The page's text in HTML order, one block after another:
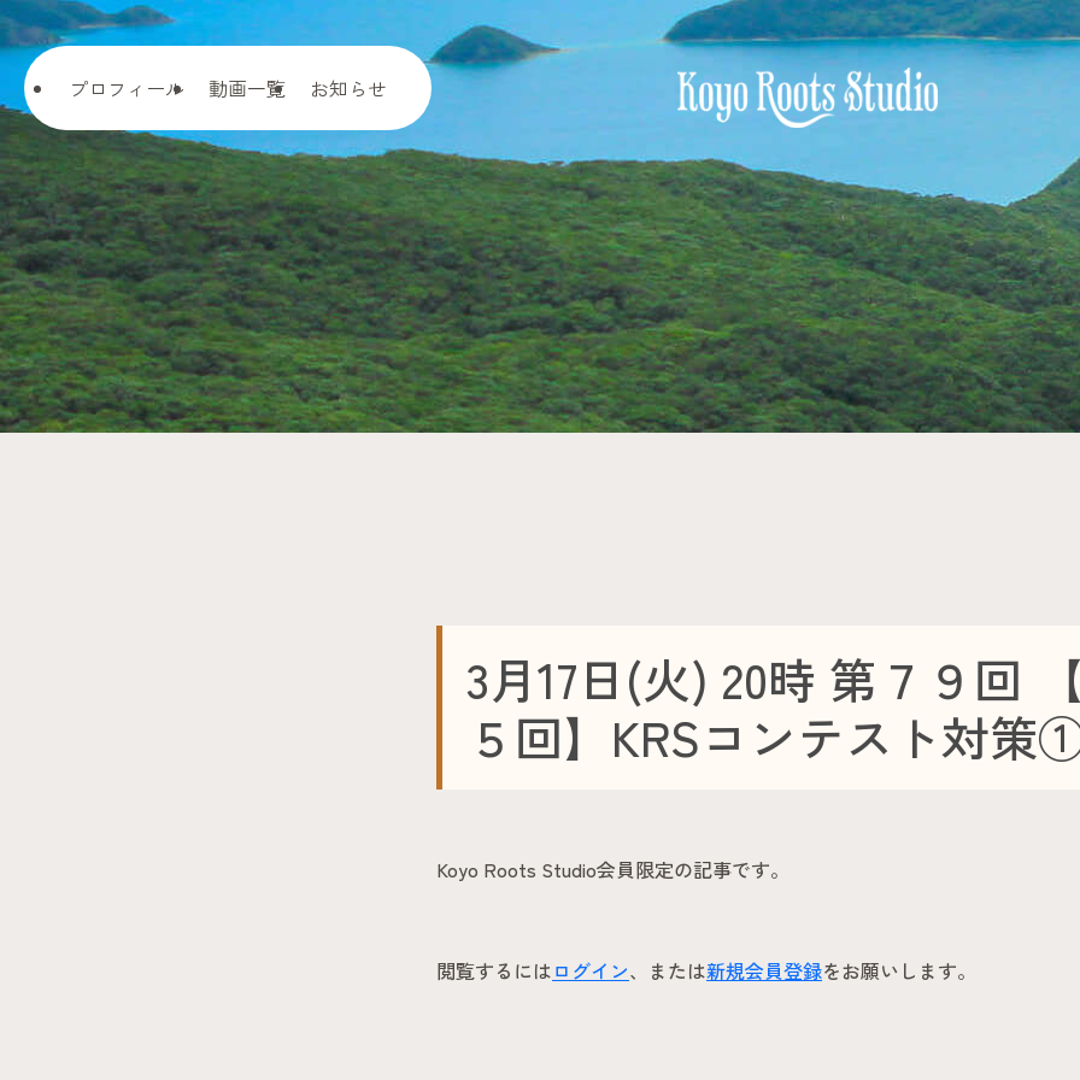
内
容
ス
キ
ッ
プ
プロフィール 動画一覧 お知らせ
3月17日(火) 20時 第７９回
５回】KRSコンテスト対策
Koyo Roots Studio会員限定の記事です。
閲覧するにはログイン、または新規会員登録をお願いします。